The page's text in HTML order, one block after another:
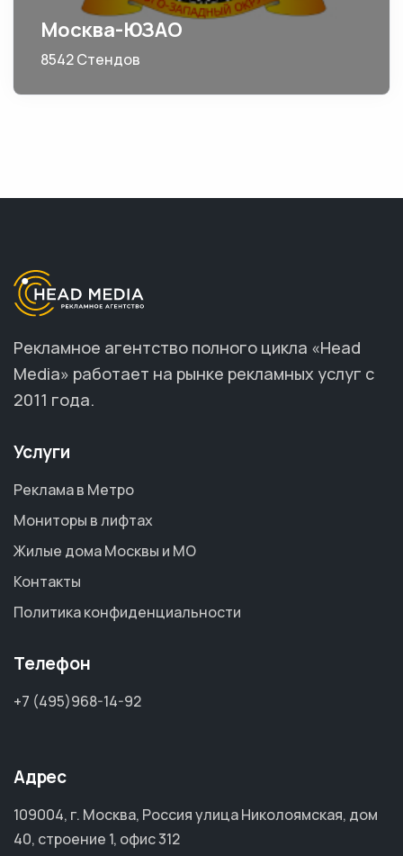
Москва-ЮЗАО
8542 Стендов
Рекламное агентство полного цикла «Head
Media» работает на рынке рекламных услуг с
2011 года.
Услуги
Реклама в Метро
Мониторы в лифтах
Жилые дома Москвы и МО
Контакты
Политика конфиденциальности
Телефон
+7 (495)968-14-92
Адрес
109004, г. Москва, Россия улица Николоямская, дом
40, строение 1, офис 312